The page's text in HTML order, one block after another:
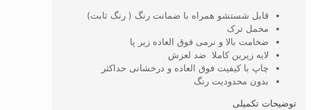
قابل شستشو همراه با ضمانت رنگ ( رنگ ثابت)
مخمل ترک
ضخامت بالا و نرمی فوق العاده زیر پا
لایه زیرین کاملا ضد لعزش
چاپ با کیفیت فوق العاده و درخشانی حداکثر
بدون محدودیت رنگ
توضیحات تکمیلی